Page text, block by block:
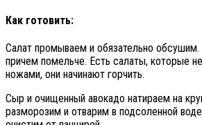
Как готовить:
Салат промываем и обязательно
причем помельче. Есть салаты, которые
ножами, они начинают горчить.
Сыр и очищенный авокадо натираем на
разморозим и отварим в подсоленной